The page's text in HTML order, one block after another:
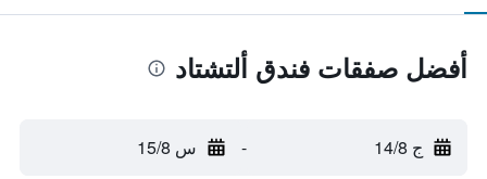
أفضل صفقات فندق ألتشتاد
ج 14/8 - س 15/8